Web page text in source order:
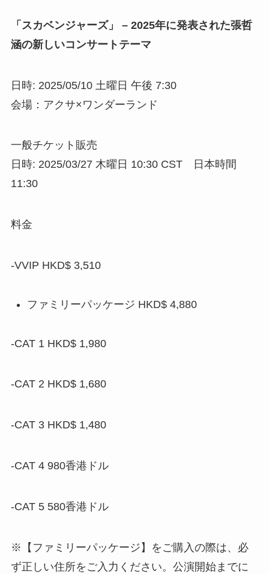
「スカベンジャーズ」 – 2025年に発表された張哲
涵の新しいコンサートテーマ
日時: 2025/05/10 土曜日 午後 7:30
会場：アクサ×ワンダーランド
一般チケット販売
日時: 2025/03/27 木曜日 10:30 CST 日本時間
11:30
料金
-VVIP HKD$ 3,510
ファミリーパッケージ HKD$ 4,880
-CAT 1 HKD$ 1,980
-CAT 2 HKD$ 1,680
-CAT 3 HKD$ 1,480
-CAT 4 980香港ドル
-CAT 5 580香港ドル
※【ファミリーパッケージ】をご購入の際は、必
ず正しい住所をご入力ください。公演開始までに